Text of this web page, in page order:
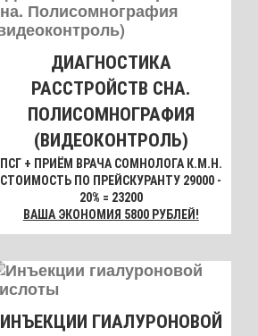
ДИАГНОСТИКА
РАССТРОЙСТВ СНА.
ПОЛИСОМНОГРАФИЯ
(ВИДЕОКОНТРОЛЬ)
ПСГ + ПРИЁМ ВРАЧА СОМНОЛОГА К.М.Н.
СТОИМОСТЬ ПО ПРЕЙСКУРАНТУ 29000 -
20% = 23200
ВАША ЭКОНОМИЯ 5800 РУБЛЕЙ!
ИНЪЕКЦИИ ГИАЛУРОНОВОЙ